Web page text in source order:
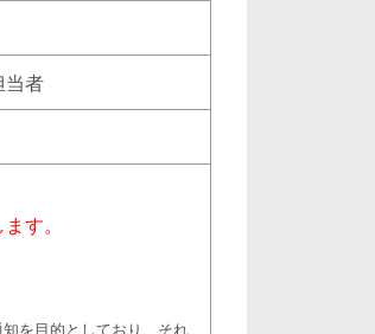
当者
す。
を目的としており、それ